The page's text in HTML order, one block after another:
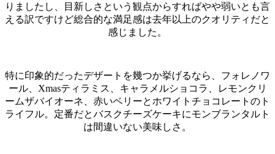
りましたし、目新しさという観点からすればやや弱いとも言
える訳ですけど総合的な満足感は去年以上のクオリティだと
感じました。
特に印象的だったデザートを幾つか挙げるなら、フォレノワ
ール、Xmasティラミス、キャラメルショコラ、レモンクリ
ームザバイオーネ、赤いベリーとホワイトチョコレートのト
ライフル。定番だとバスクチーズケーキにモンブランタルト
は間違いない美味しさ。